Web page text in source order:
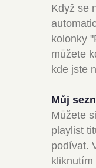
Když se
kolonky
můžete
kde jste
Můj
Můžete
playlist
podívat.